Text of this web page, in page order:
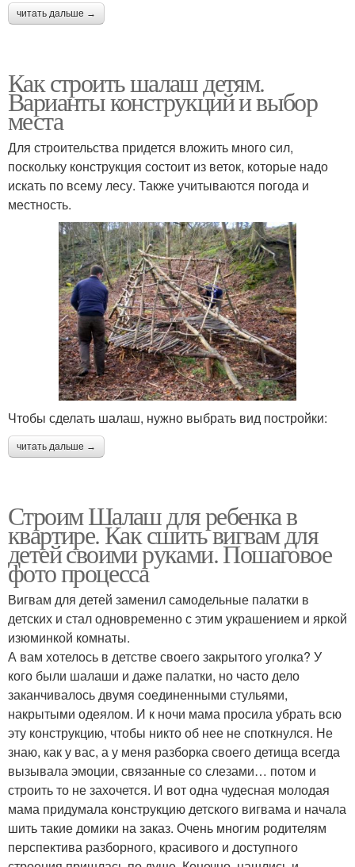
читать дальше →
Как строить шалаш детям.
Варианты конструкций и выбор
места
Для строительства придется вложить много сил,
поскольку конструкция состоит из веток, которые надо
искать по всему лесу. Также учитываются погода и
местность.
Чтобы сделать шалаш, нужно выбрать вид постройки:
читать дальше →
Строим Шалаш для ребенка в
квартире. Как сшить вигвам для
детей своими руками. Пошаговое
фото процесса
Вигвам для детей заменил самодельные палатки в
детских и стал одновременно с этим украшением и яркой
изюминкой комнаты.
А вам хотелось в детстве своего закрытого уголка? У
кого были шалаши и даже палатки, но часто дело
заканчивалось двумя соединенными стульями,
накрытыми одеялом. И к ночи мама просила убрать всю
эту конструкцию, чтобы никто об нее не споткнулся. Не
знаю, как у вас, а у меня разборка своего детища всегда
вызывала эмоции, связанные со слезами… потом и
строить то не захочется. И вот одна чудесная молодая
мама придумала конструкцию детского вигвама и начала
шить такие домики на заказ. Очень многим родителям
перспектива разборного, красивого и доступного